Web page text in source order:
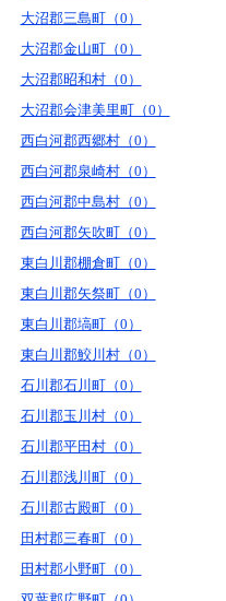
大沼郡三島町（0）
大沼郡金山町（0）
大沼郡昭和村（0）
大沼郡会津美里町（0）
西白河郡西郷村（0）
西白河郡泉崎村（0）
西白河郡中島村（0）
西白河郡矢吹町（0）
東白川郡棚倉町（0）
東白川郡矢祭町（0）
東白川郡塙町（0）
東白川郡鮫川村（0）
石川郡石川町（0）
石川郡玉川村（0）
石川郡平田村（0）
石川郡浅川町（0）
石川郡古殿町（0）
田村郡三春町（0）
田村郡小野町（0）